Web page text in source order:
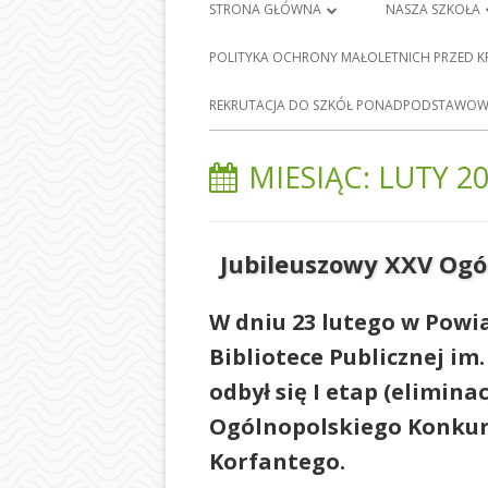
Menu
główne
STRONA GŁÓWNA
PLAN LEKCJI
DZIENNIK ELEKTRONICZNY E-
MAPA STRONY
NASZA SZKOŁA
HISTORIA
BARCICACH
NASZEJ SZKOLE
SEKRETARIAT
RADA
POLITYKA OCHRONY MAŁOLETNICH PRZED
REKRUTACJA DO SZKÓŁ
MIESIĄC: LUTY
Jubileuszowy XXV
W dniu 23 lutego w
Bibliotece Publicznej
odbył się I etap
Ogólnopolskiego
Korfantego.